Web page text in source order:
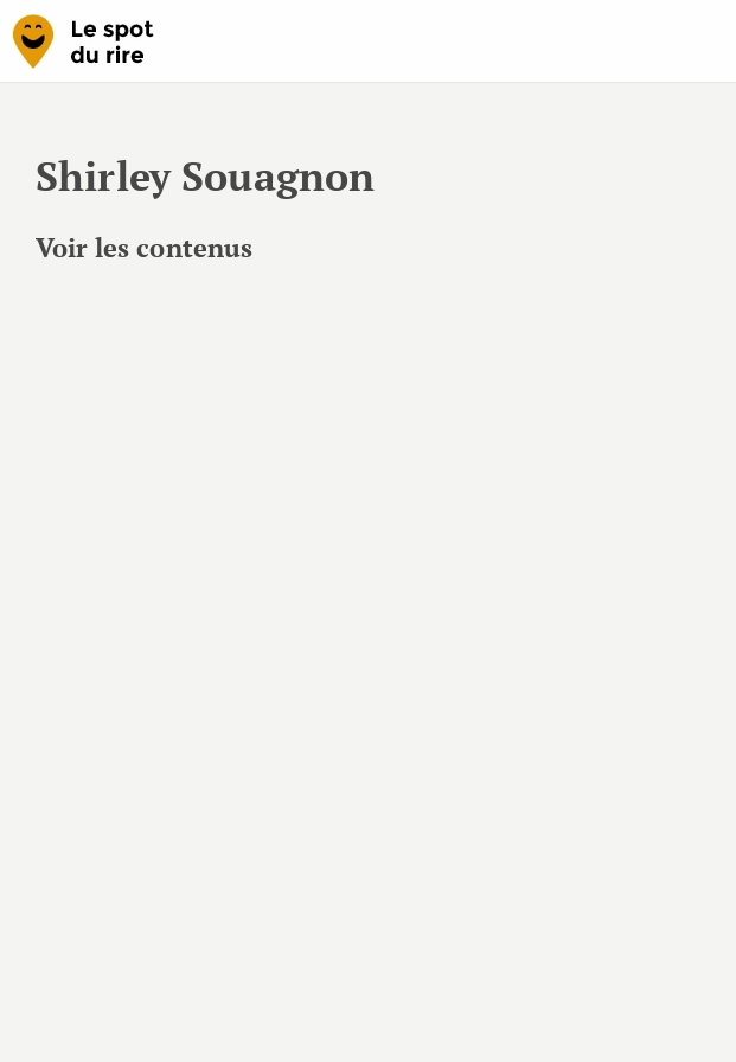
Shirley Souagnon
Voir les contenus